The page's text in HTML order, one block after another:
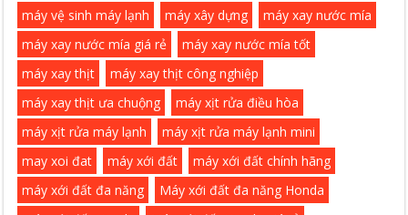
máy vệ sinh máy lạnh máy xây dựng
máy xay nước mía
máy xay nước mía giá rẻ
máy xay nước mía tốt
máy xay thịt
máy xay thịt công nghiệp
máy xay thịt ưa chuộng
máy xịt rửa điều hòa
máy xịt rửa máy lạnh
máy xịt rửa máy lạnh mini
may xoi đat
máy xới đất
máy xới đất chính hãng
máy xới đất đa năng
Máy xới đất đa năng Honda